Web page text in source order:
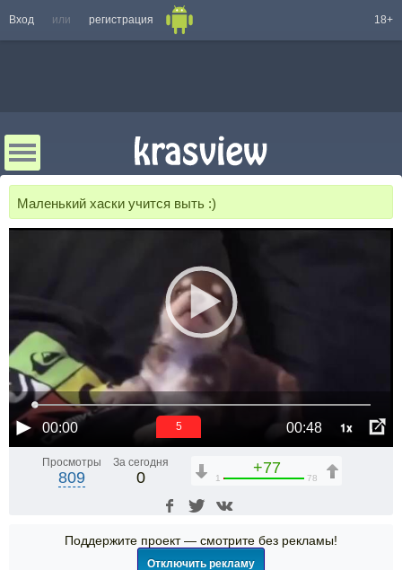
Вход или регистрация 18+
Маленький хаски учится выть :)
00:00 00:48 1x
5
Просмотры
809
За сегодня
0
+77
1 78
Поддержите проект — смотрите без рекламы!
Отключить рекламу